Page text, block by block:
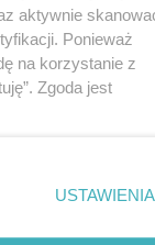
aktywnie
Ponieważ
na korzystanie z
Zgoda jest
sprzeciwić się
zastosowania
USTAWIENIA